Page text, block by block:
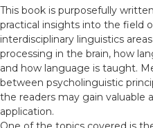
This book is purposefully
practical insights into the field
interdisciplinary linguistics
processing in the brain, how
and how language is taught.
between psycholinguistic
the readers may gain valuable
application.